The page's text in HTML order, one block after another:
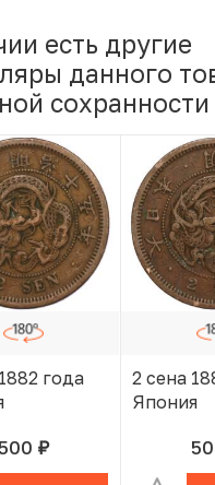
есть другие
данного
сохранности
года
500 руб.
В КОРЗИНЕ
2 сена
Япония